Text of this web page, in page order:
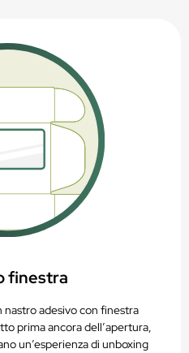
finestra
adesivo con finestra
prima ancora dell’apertura,
un’esperienza di unboxing